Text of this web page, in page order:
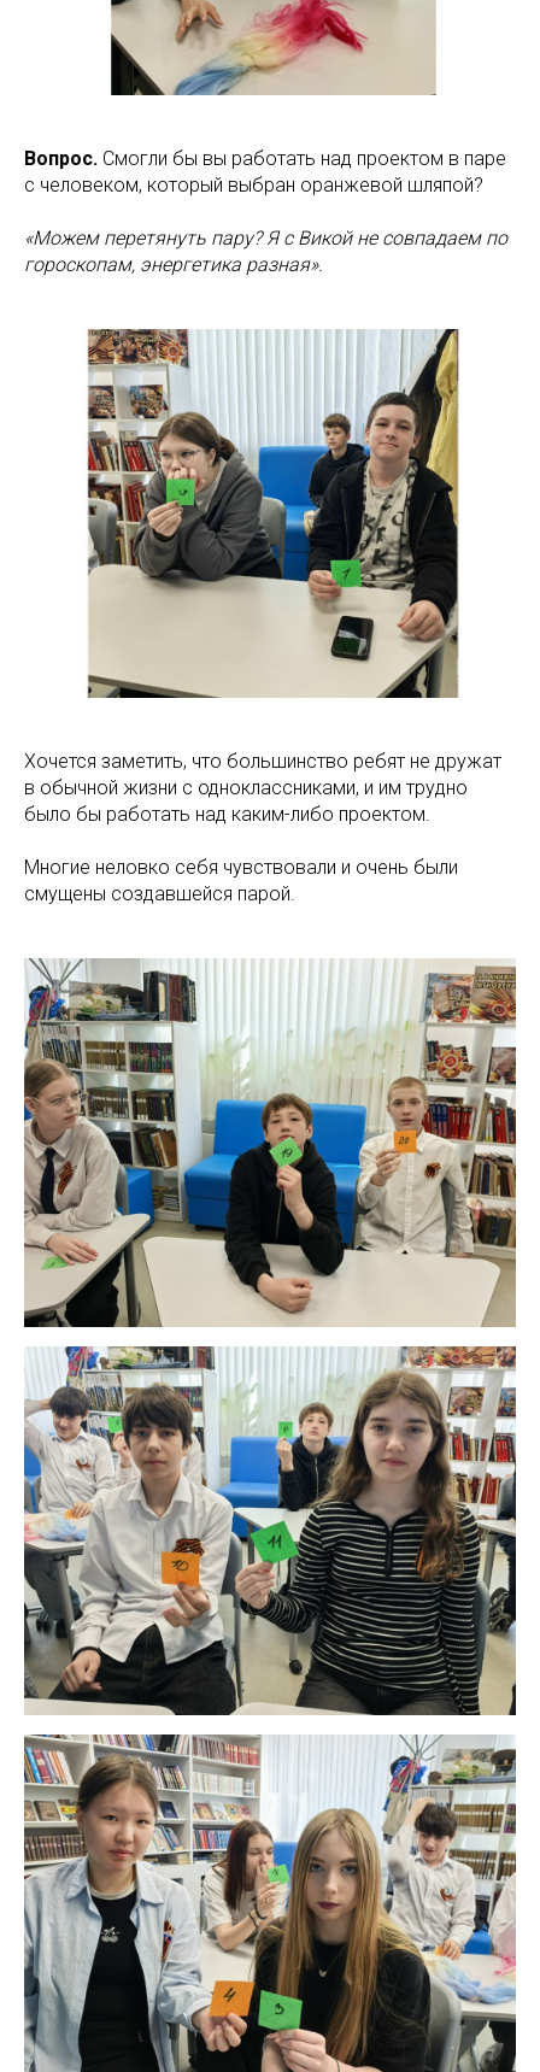
Вопрос. Смогли бы вы работать над проектом в паре
с человеком, который выбран оранжевой шляпой?
«Можем перетянуть пару? Я с Викой не совпадаем по
гороскопам, энергетика разная».
Хочется заметить, что большинство ребят не дружат
в обычной жизни с одноклассниками, и им трудно
было бы работать над каким-либо проектом.
Многие неловко себя чувствовали и очень были
смущены создавшейся парой.